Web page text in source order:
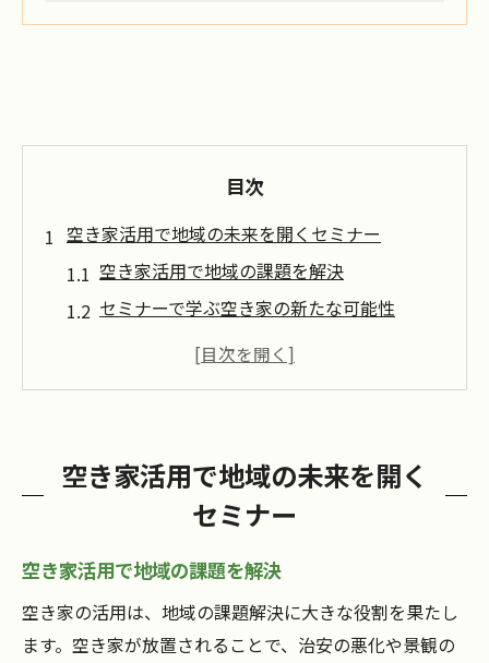
目次
空き家活用で地域の未来を開くセミナー
空き家活用で地域の課題を解決
セミナーで学ぶ空き家の新たな可能性
空き家を地域資産に変える方法
知多郡美浜町で学ぶ空き家の活用法
美浜町の空き家活用成功例を紹介
空き家を活用した地域活性化の秘訣
セミナーで学ぶ空き家の活用事例
空き家活用で地域の未来を照らす
空き家活用で地域の未来を開く
セミナー
空き家活用で地域の課題を解決
空き家の活用は、地域の課題解決に大きな役割を果たし
ます。空き家が放置されることで、治安の悪化や景観の